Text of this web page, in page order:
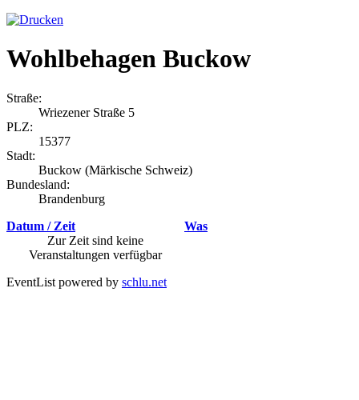
Wohlbehagen Buckow
Straße:
Wriezener Straße 5
PLZ:
15377
Stadt:
Buckow (Märkische Schweiz)
Bundesland:
Brandenburg
Datum / Zeit
Was
Zur Zeit sind keine
Veranstaltungen verfügbar
EventList powered by schlu.net